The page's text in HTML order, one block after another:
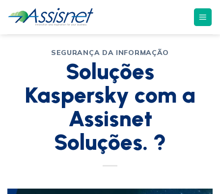
SEGURANÇA DA INFORMAÇÃO
Soluções
Kaspersky com a
Assisnet
Soluções. ?